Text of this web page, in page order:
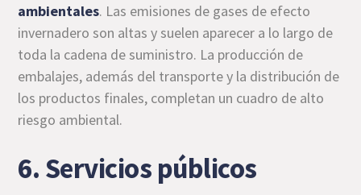
ambientales. Las emisiones de gases de efecto
invernadero son altas y suelen aparecer a lo largo de
toda la cadena de suministro. La producción de
embalajes, además del transporte y la distribución de
los productos finales, completan un cuadro de alto
riesgo ambiental.
6. Servicios públicos